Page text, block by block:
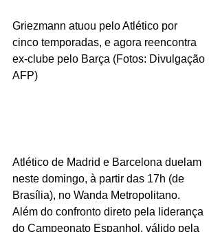
Griezmann atuou pelo Atlético por
cinco temporadas, e agora reencontra
ex-clube pelo Barça (Fotos: Divulgação
AFP)
Atlético de Madrid e Barcelona duelam
neste domingo, à partir das 17h (de
Brasília), no Wanda Metropolitano.
Além do confronto direto pela liderança
do Campeonato Espanhol, válido pela